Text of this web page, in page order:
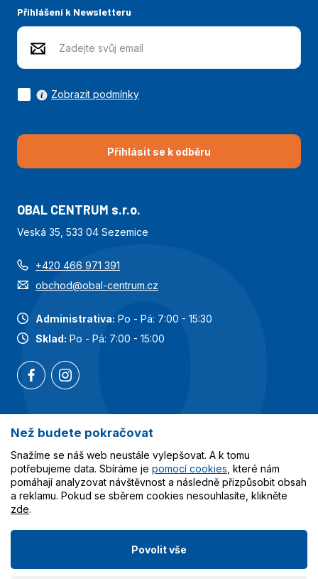
Přihlášení k Newsletteru
Přihlásit se k odběru
Zobrazit podmínky
OBAL CENTRUM s.r.o.
Veská 35, 533 04 Sezemice
+420 466 971 391
obchod@obal-centrum.cz
Administrativa: Po - Pá: 7:00 - 15:30
Sklad: Po - Pá: 7:00 - 15:00
Nejoblíbenější kategorie
Služby
Vše o nákupu
Než budete pokračovat
Snažíme se náš web neustále vylepšovat. A k tomu
potřebujeme data. Sbíráme je pomocí cookies , které nám
pomáhají analyzovat návštěvnost a následně přizpůsobit obsah
a reklamu. Pokud se sběrem cookies nesouhlasíte, klikněte
zde.
Povolit vše